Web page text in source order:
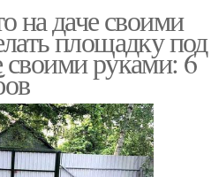
на даче своими
площадку под
руками: 6